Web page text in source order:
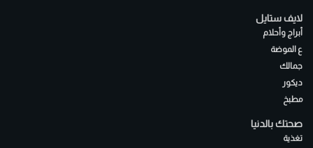
لايف ستايل
أبراج وأحلام
ع الموضة
جمالك
ديكور
مطبخ
صحتك بالدنيا
تغذية